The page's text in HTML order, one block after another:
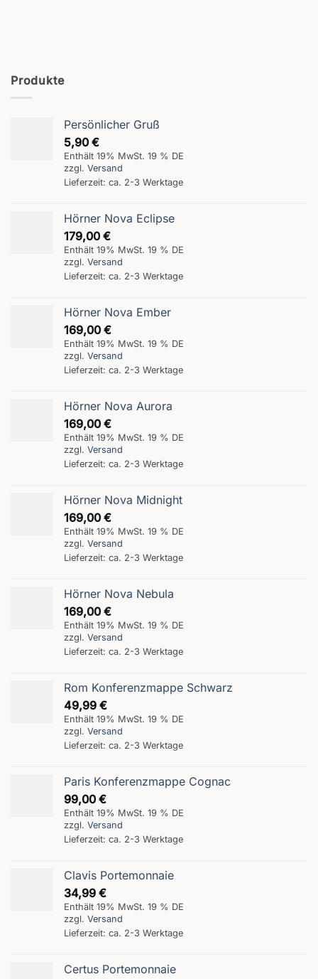
Produkte
Persönlicher Gruß
5,90 €
Enthält 19% MwSt. 19 % DE
zzgl. Versand
Lieferzeit: ca. 2-3 Werktage
Hörner Nova Eclipse
179,00 €
Enthält 19% MwSt. 19 % DE
zzgl. Versand
Lieferzeit: ca. 2-3 Werktage
Hörner Nova Ember
169,00 €
Enthält 19% MwSt. 19 % DE
zzgl. Versand
Lieferzeit: ca. 2-3 Werktage
Hörner Nova Aurora
169,00 €
Enthält 19% MwSt. 19 % DE
zzgl. Versand
Lieferzeit: ca. 2-3 Werktage
Hörner Nova Midnight
169,00 €
Enthält 19% MwSt. 19 % DE
zzgl. Versand
Lieferzeit: ca. 2-3 Werktage
Hörner Nova Nebula
169,00 €
Enthält 19% MwSt. 19 % DE
zzgl. Versand
Lieferzeit: ca. 2-3 Werktage
Rom Konferenzmappe Schwarz
49,99 €
Enthält 19% MwSt. 19 % DE
zzgl. Versand
Lieferzeit: ca. 2-3 Werktage
Paris Konferenzmappe Cognac
99,00 €
Enthält 19% MwSt. 19 % DE
zzgl. Versand
Lieferzeit: ca. 2-3 Werktage
Clavis Portemonnaie
34,99 €
Enthält 19% MwSt. 19 % DE
zzgl. Versand
Lieferzeit: ca. 2-3 Werktage
Certus Portemonnaie